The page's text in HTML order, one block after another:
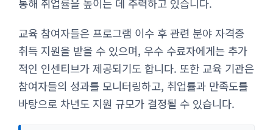
통해 취업률을 높이는 데 주력하고 있습니다.
교육 참여자들은 프로그램 이수 후 관련 분야 자격증
취득 지원을 받을 수 있으며, 우수 수료자에게는 추가
적인 인센티브가 제공되기도 합니다. 또한 교육 기관은
참여자들의 성과를 모니터링하고, 취업률과 만족도를
바탕으로 차년도 지원 규모가 결정될 수 있습니다.